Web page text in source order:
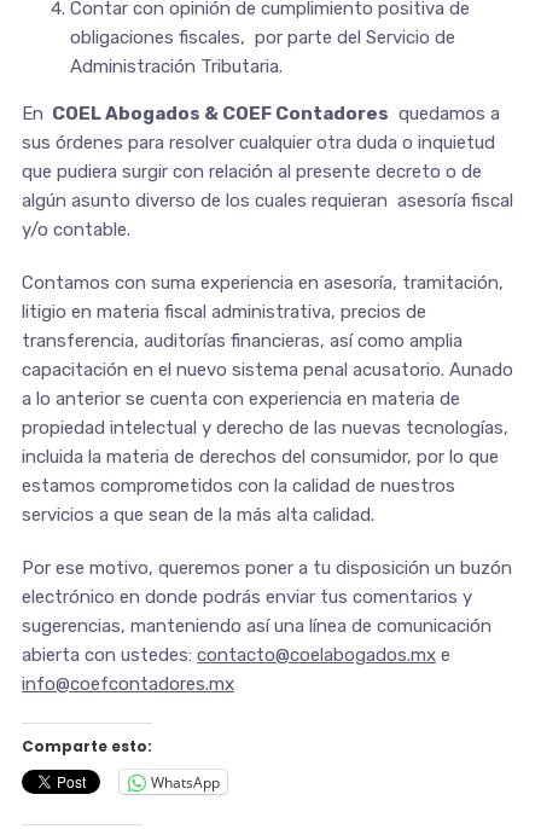
Contar con opinión de cumplimiento positiva de
obligaciones fiscales, por parte del Servicio de
Administración Tributaria.
En COEL Abogados & COEF Contadores quedamos a
sus órdenes para resolver cualquier otra duda o inquietud
que pudiera surgir con relación al presente decreto o de
algún asunto diverso de los cuales requieran asesoría fiscal
y/o contable.
Contamos con suma experiencia en asesoría, tramitación,
litigio en materia fiscal administrativa, precios de
transferencia, auditorías financieras, así como amplia
capacitación en el nuevo sistema penal acusatorio. Aunado
a lo anterior se cuenta con experiencia en materia de
propiedad intelectual y derecho de las nuevas tecnologías,
incluida la materia de derechos del consumidor, por lo que
estamos comprometidos con la calidad de nuestros
servicios a que sean de la más alta calidad.
Por ese motivo, queremos poner a tu disposición un buzón
electrónico en donde podrás enviar tus comentarios y
sugerencias, manteniendo así una línea de comunicación
abierta con ustedes: contacto@coelabogados.mxe
info@coefcontadores.mx
Comparte esto:
WhatsApp